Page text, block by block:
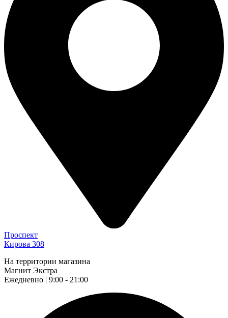
Проспект
Кирова 308
На территории магазина
Магнит Экстра
Ежедневно | 9:00 - 21:00